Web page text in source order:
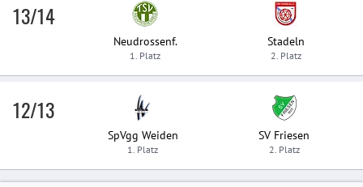
13/14
Neudrossenf.
1. Platz
Stadeln
2. Platz
12/13
SpVgg Weiden
1. Platz
SV Friesen
2. Platz